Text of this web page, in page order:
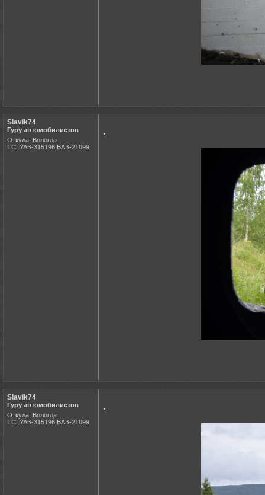
Slavik74
Гуру автомобилистов
Откуда: Вологда
ТС: УАЗ-315196,ВАЗ-21099
.
Slavik74
Гуру автомобилистов
Откуда: Вологда
ТС: УАЗ-315196,ВАЗ-21099
.